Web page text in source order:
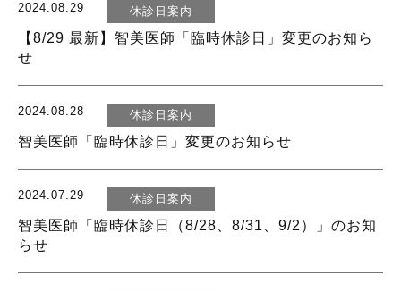
2024.08.29 休診日案内
【8/29 最新】智美医師「臨時休診日」変更のお知ら
せ
2024.08.28 休診日案内
智美医師「臨時休診日」変更のお知らせ
2024.07.29 休診日案内
智美医師「臨時休診日（8/28、8/31、9/2）」のお知
らせ